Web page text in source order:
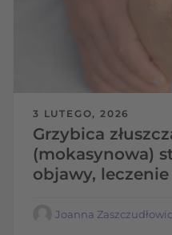
3 LUTEGO, 2026
Grzybica
(mokasynowa)
objawy, leczenie
Joanna